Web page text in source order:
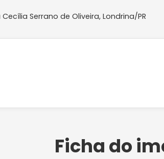
Serrano de Oliveira, Londrina/PR
Ficha do